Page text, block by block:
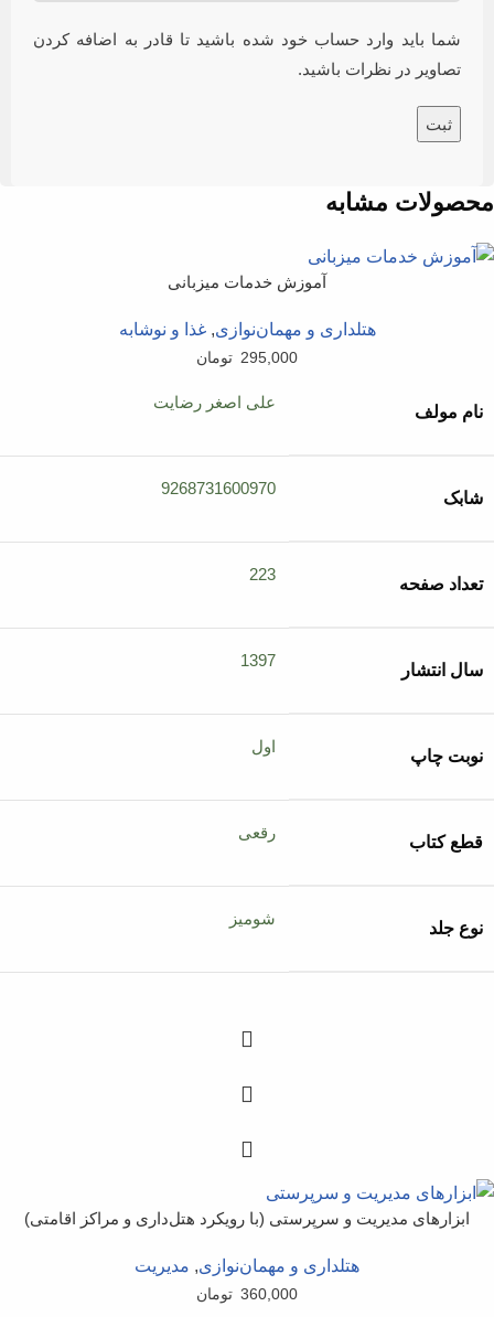
شما باید وارد حساب خود شده باشید تا قادر به اضافه کردن
تصاویر در نظرات باشید.
محصولات مشابه
آموزش خدمات میزبانی
هتلداری و مهمان‌نوازی,غذا و نوشابه
295,000 تومان
نام مولف
علی اصغر رضایت
شابک
9268731600970
تعداد صفحه
223
سال انتشار
1397
نوبت چاپ
اول
قطع کتاب
رقعی
نوع جلد
شومیز
ابزارهای مدیریت و سرپرستی (با رویکرد هتل‌داری و مراکز اقامتی)
هتلداری و مهمان‌نوازی, مدیریت
360,000 تومان